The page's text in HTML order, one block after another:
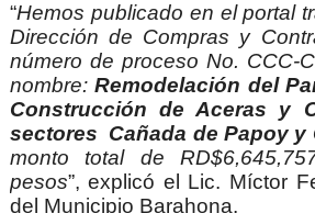
“Hemos publicado en el portal
Dirección de Compras y
número de proceso No. CCC-
nombre: Remodelación del
Construcción de Aceras y
sectores  Cañada de Papoy y
monto total de
pesos”, explicó el Lic. Míctor
del Municipio Barahona.